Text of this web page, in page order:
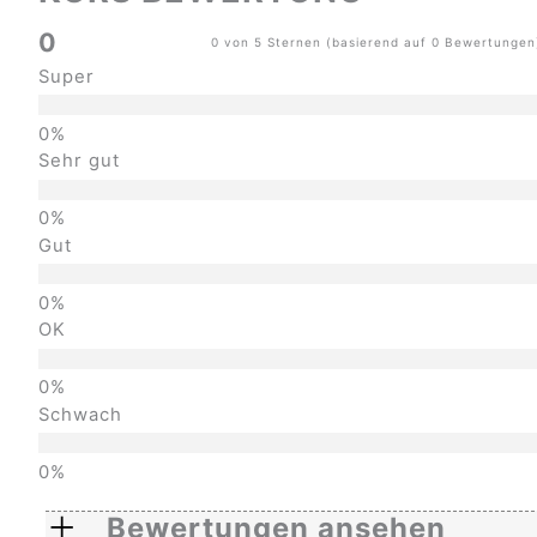
0 0 von 5 Sternen (basierend auf 0
Super
Sehr gut
Gut
OK
Schwach
Bewertungen ansehen